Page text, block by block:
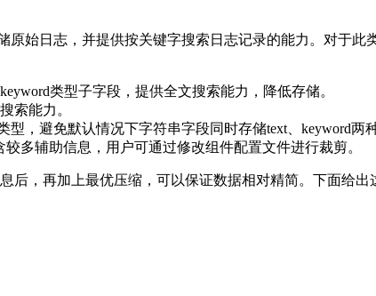
始日志，并提供按关键字搜索日志记录的能力。对于此
类型子字段，提供全文搜索能力，降低存储。
索能力。
，避免默认情况下字符串字段同时存储text、keyword两
多辅助信息，用户可通过修改组件配置文件进行裁剪。
后，再加上最优压缩，可以保证数据相对精简。下面给